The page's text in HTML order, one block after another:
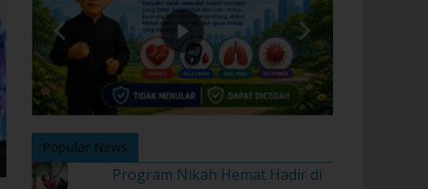
Popular News
Program Nikah Hemat Hadir di